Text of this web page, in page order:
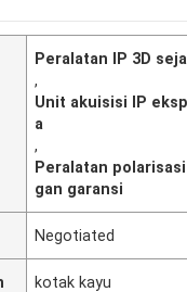
Peralatan IP 3D
,
Unit akuisisi IP
a
,
Peralatan
gan garansi
Negotiated
kotak kayu